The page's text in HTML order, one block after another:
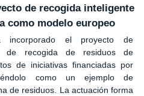
de recogida inteligente
como modelo europeo
incorporado el proyecto de
de recogida de residuos de
de iniciativas financiadas por
como un ejemplo de
de residuos. La actuación forma